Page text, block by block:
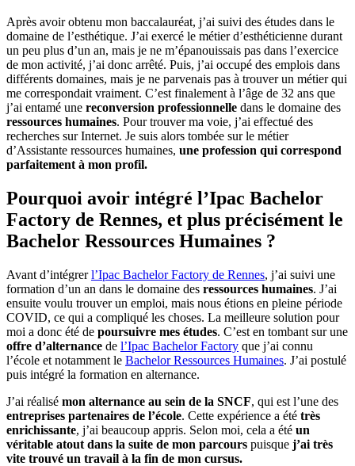
Après avoir obtenu mon baccalauréat, j’ai suivi des études dans le
domaine de l’esthétique. J’ai exercé le métier d’esthéticienne durant
un peu plus d’un an, mais je ne m’épanouissais pas dans l’exercice
de mon activité, j’ai donc arrêté. Puis, j’ai occupé des emplois dans
différents domaines, mais je ne parvenais pas à trouver un métier qui
me correspondait vraiment. C’est finalement à l’âge de 32 ans que
j’ai entamé une reconversion professionnelle dans le domaine des
ressources humaines. Pour trouver ma voie, j’ai effectué des
recherches sur Internet. Je suis alors tombée sur le métier
d’Assistante ressources humaines, une profession qui correspond
parfaitement à mon profil.
Pourquoi avoir intégré l’Ipac Bachelor
Factory de Rennes, et plus précisément le
Bachelor Ressources Humaines ?
Avant d’intégrerl’Ipac Bachelor Factory de Rennes, j’ai suivi une
formation d’un an dans le domaine des ressources humaines. J’ai
ensuite voulu trouver un emploi, mais nous étions en pleine période
COVID, ce qui a compliqué les choses. La meilleure solution pour
moi a donc été de poursuivre mes études. C’est en tombant sur une
offre d’alternance de l’Ipac Bachelor Factory que j’ai connu
l’école et notamment le Bachelor Ressources Humaines. J’ai postulé
puis intégré la formation en alternance.
J’ai réalisé mon alternance au sein de la SNCF, qui est l’une des
entreprises partenaires de l’école. Cette expérience a été très
enrichissante, j’ai beaucoup appris. Selon moi, cela a été un
véritable atout dans la suite de mon parcours puisque j’ai très
vite trouvé un travail à la fin de mon cursus.